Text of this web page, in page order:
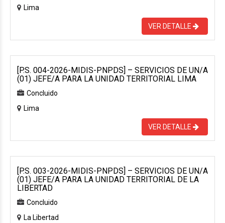
Lima
VER DETALLE
[P.S. 004-2026-MIDIS-PNPDS] – SERVICIOS DE UN/A
(01) JEFE/A PARA LA UNIDAD TERRITORIAL LIMA
Concluido
Lima
VER DETALLE
[P.S. 003-2026-MIDIS-PNPDS] – SERVICIOS DE UN/A
(01) JEFE/A PARA LA UNIDAD TERRITORIAL DE LA
LIBERTAD
Concluido
La Libertad